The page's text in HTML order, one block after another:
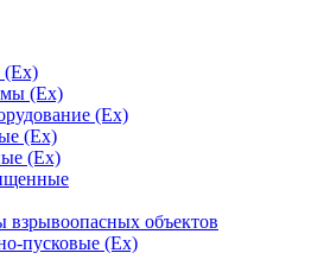
(Ex)
(Ex)
(Ex)
(Ex)
(Ex)
взрывоопасных объектов
пусковые (Ex)